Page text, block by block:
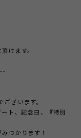
けます。
ざいます。
ト、記念日、『特別
つかります！